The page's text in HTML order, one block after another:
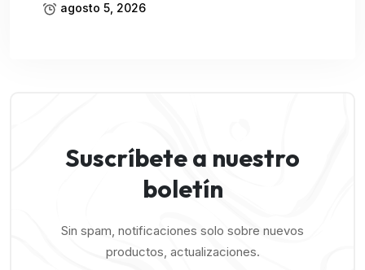
agosto 5, 2026
Suscríbete a nuestro
boletín
Sin spam, notificaciones solo sobre nuevos
productos, actualizaciones.